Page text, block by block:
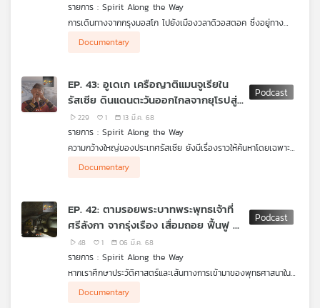
บทความ
กิจกรรม
รายการ : Spirit Along the Way
การเดินทางจากกรุงมอสโก ไปยังเมืองวลาดิวอสตอค ซึ่งอยู่ทาง
และรวดเร็วที่สุด (บิน 8-9 ชั่วโมง) แต่ถ้ามีเวลาชีวิตไม่เร่งรีบและชื่น
การเดินทางด้วยรถไฟสายทรานส์ไซบีเรีย เส้นทางกรุงมอสโก-วลาดิ
วอสตอค ต้องใช้เวลาเดินทางประมาณ 6-7 วัน ด้วยระยะทาง
ประมาณ 9,289 กิโลเมตร และแม้ 2 เมืองนี้จะอยู่ในประเทศเดียวกัน
สุดของรัสเซียก็จริง แต่กลับไม่ใช่ดินแดนไกลปืนเที่ยง เป็นประตูสู่
เอเชียที่ทางรัฐบาลให้ความสำคัญมากยิ่งขึ้น ไม่เพียงแค่นั้นเมืองนี้ยังมี
ประวัติศาสตร์และวิถีชีวิตที่น่าสนใจที่สามารถพบเห็นได้ทั้งชาวจีน
Documentary
EP. 43: อูเดเก เครือญาติแมนจูเรียใน
รัสเซีย ดินแดนตะวันออกไกลจากยุโรปสู่
เอเชีย
229 1 13 มี.ค. 68
รายการ : Spirit Along the Way
ความกว้างใหญ่ของประเทศรัสเซีย ยังมีเรื่องราวให้ค้นหาโดยเฉพาะ
เมืองหลวงของรัสเซีย
จำนวนประชากรหนาแน่นน้อยกว่า เป็นที่ตั้งของเขตการปกครองปรี
มอร์สกี มีพรหมแดนติดกับมณฑลเฮย์หลงเจียงของจีน โดยมี วลาดิ
วอสตอค เป็นเมืองใหญ่เมืองหลักของที่นี่ และยังเป็นที่ตั้งของชนก
ชนกลุ่มน้อยที่นี่มีวิถีชีวิตและวัฒนธรรมแตกต่างจากรัสเซียอย่างไร
ท่ามกลางสภาพอากาศหนาวเย็นอยู่กันอย่างไร รายการ Spirit
Along the Way เล่าให้ฟังค่ะ
Documentary
EP. 42: ตามรอยพระบาทพระพุทธเจ้าที่
ศรีลังกา จากรุ่งเรือง เสื่อมถอย ฟื้นฟู สู่
ปัจจุบัน
48 1 06 มี.ค. 68
รายการ : Spirit Along the Way
หากเราศึกษาประวัติศาสตร์และเส้นทางการเข้ามาของพุทธศาสนาใน
แล้ว ศรีลังกาก็เป็นอีกหนึ่งประเทศที่มีความสำคัญต่อเรื่องนี้เช่นกัน
Documentary